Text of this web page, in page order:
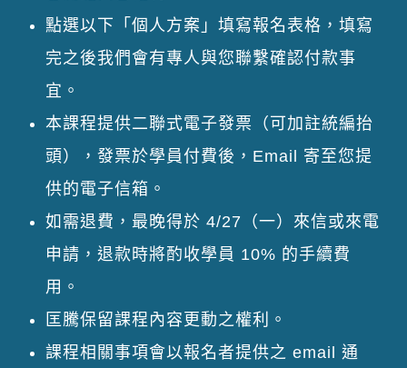
點選以下「個人方案」填寫報名表格，填寫
完之後我們會有專人與您聯繫確認付款事
宜。
本課程提供二聯式電子發票（可加註統編抬
頭），發票於學員付費後，Email 寄至您提
供的電子信箱。
如需退費，最晚得於 4/27（一）來信或來電
申請，退款時將酌收學員 10% 的手續費
用。
匡騰保留課程內容更動之權利。
課程相關事項會以報名者提供之 email 通